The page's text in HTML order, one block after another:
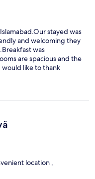
stayed was
and welcoming they
was
are spacious and the
would like to thank
and support.Amazing
Thank you Mr and
location ,